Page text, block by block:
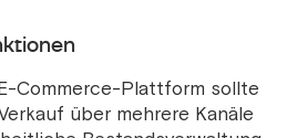
Commerce-Plattform sollte
über mehrere Kanäle